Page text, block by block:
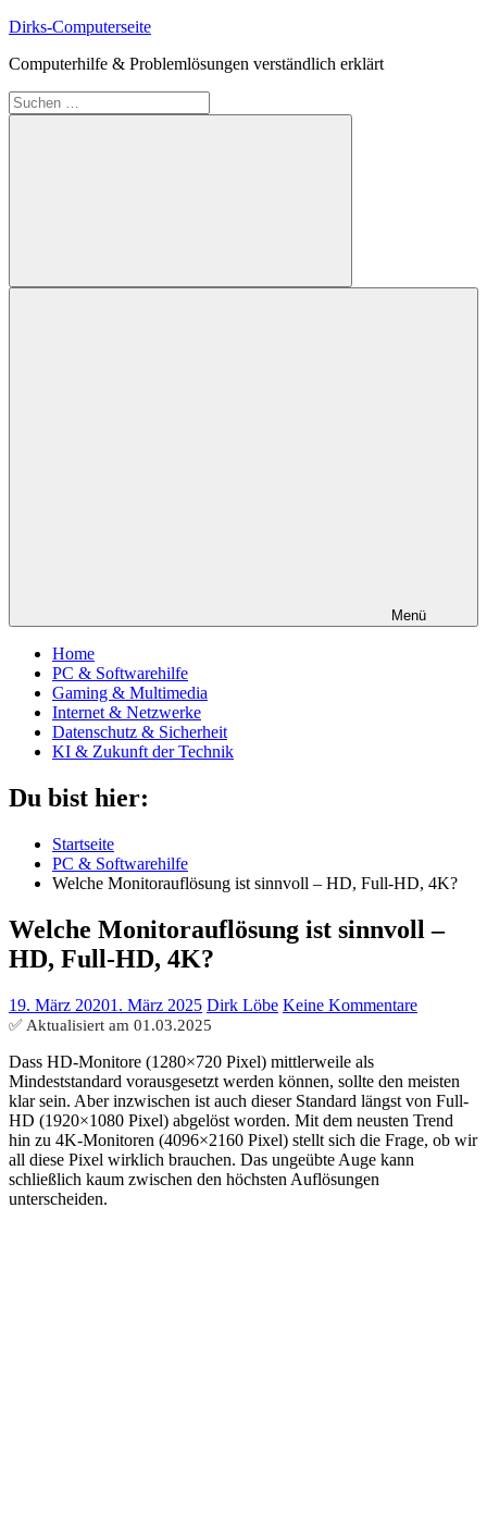
Zum
springen
Dirks-Computerseite
Computerhilfe & Problemlösungen verständlich erklärt
Suchen
nach:
Suchen
Menü
Home
PC & Softwarehilfe
Gaming & Multimedia
Internet & Netzwerke
Datenschutz & Sicherheit
KI & Zukunft der Technik
Du bist hier:
Startseite
PC & Softwarehilfe
Welche Monitorauflösung ist sinnvoll – HD, Full-HD, 4K?
Welche Monitorauflösung ist sinnvoll –
HD, Full-HD, 4K?
19. März 20201. März 2025 Dirk Löbe Keine Kommentare
✅ Aktualisiert am 01.03.2025
Dass HD-Monitore (1280×720 Pixel) mittlerweile als
Mindeststandard vorausgesetzt werden können, sollte den meisten
klar sein. Aber inzwischen ist auch dieser Standard längst von Full-
HD (1920×1080 Pixel) abgelöst worden. Mit dem neusten Trend
hin zu 4K-Monitoren (4096×2160 Pixel) stellt sich die Frage, ob wir
all diese Pixel wirklich brauchen. Das ungeübte Auge kann
schließlich kaum zwischen den höchsten Auflösungen
unterscheiden.